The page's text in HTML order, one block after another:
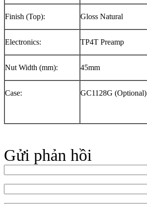
Finish (Top): Gloss Natural
Electronics: TP4T Preamp
Nut Width (mm): 45mm
Case: GC1128G (Optional)
Gửi phản hồi